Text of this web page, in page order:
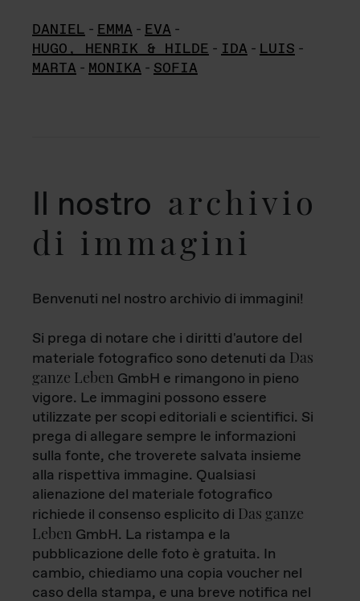
DANIEL - EMMA - EVA -
HUGO, HENRIK & HILDE - IDA - LUIS -
MARTA - MONIKA - SOFIA
Il nostro archivio
di immagini
Benvenuti nel nostro archivio di immagini!
Si prega di notare che i diritti d'autore del
materiale fotografico sono detenuti da Das
ganze Leben GmbH e rimangono in pieno
vigore. Le immagini possono essere
utilizzate per scopi editoriali e scientifici. Si
prega di allegare sempre le informazioni
sulla fonte, che troverete salvata insieme
alla rispettiva immagine. Qualsiasi
alienazione del materiale fotografico
richiede il consenso esplicito di Das ganze
Leben GmbH. La ristampa e la
pubblicazione delle foto è gratuita. In
cambio, chiediamo una copia voucher nel
caso della stampa, e una breve notifica nel